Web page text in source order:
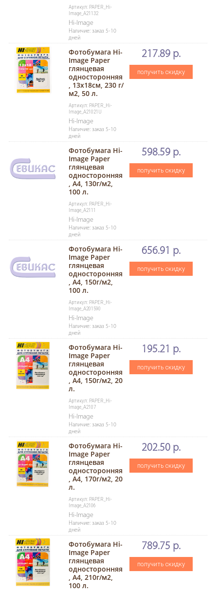
Артикул: PAPER_Hi-
Image_A21132
Hi-Image
Наличие: заказ 5-10
дней
Фотобумага Hi-
Image Paper
глянцевая
односторонняя
, 13x18см, 230 г/
м2, 50 л.
Артикул: PAPER_Hi-
Image_A21021U
Hi-Image
Наличие: заказ 5-10
дней
217.89 р.
получить скидку
Фотобумага Hi-
Image Paper
глянцевая
односторонняя
, A4, 130г/м2,
100 л.
Артикул: PAPER_Hi-
Image_A2111
Hi-Image
Наличие: заказ 5-10
дней
598.59 р.
получить скидку
Фотобумага Hi-
Image Paper
глянцевая
односторонняя
, A4, 150г/м2,
100 л.
Артикул: PAPER_Hi-
Image_A201590
Hi-Image
Наличие: заказ 5-10
дней
656.91 р.
получить скидку
Фотобумага Hi-
Image Paper
глянцевая
односторонняя
, A4, 150г/м2, 20
л.
Артикул: PAPER_Hi-
Image_A2107
Hi-Image
Наличие: заказ 5-10
дней
195.21 р.
получить скидку
Фотобумага Hi-
Image Paper
глянцевая
односторонняя
, A4, 170г/м2, 20
л.
Артикул: PAPER_Hi-
Image_A2106
Hi-Image
Наличие: заказ 5-10
дней
202.50 р.
получить скидку
Фотобумага Hi-
Image Paper
глянцевая
односторонняя
, A4, 210г/м2,
100 л.
789.75 р.
получить скидку